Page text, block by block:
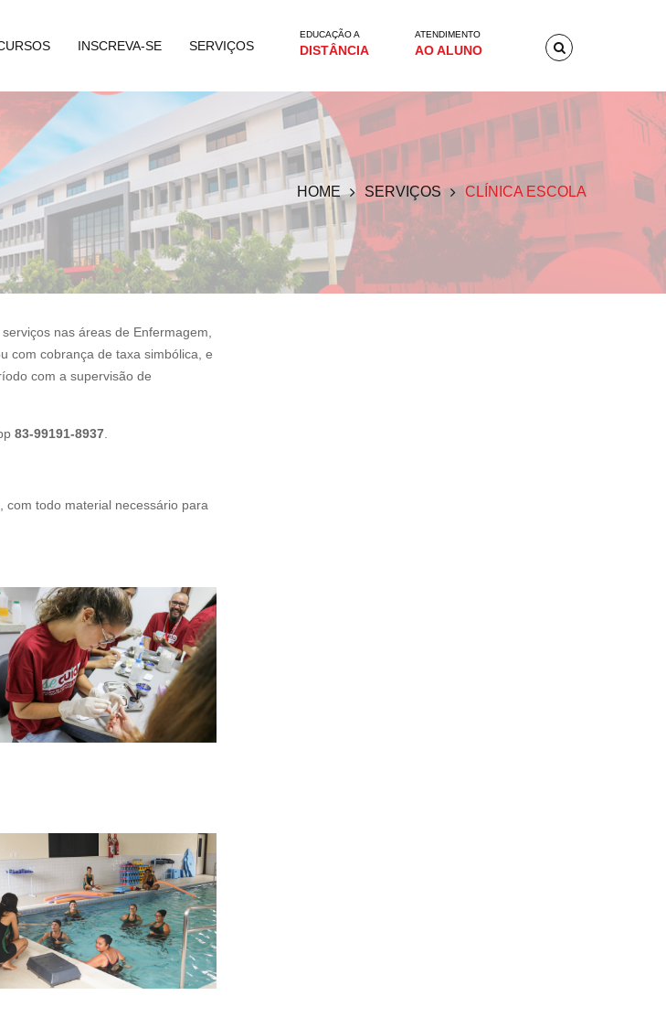
INSCREVA-SE SERVIÇOS
EDUCAÇÃO A
DISTÂNCIA
ATENDIMENTO
AO ALUNO
HOME SERVIÇOS CLÍNICA ESCOLA
nas áreas de Enfermagem,
com cobrança de taxa simbólica, e
com a supervisão de
83-99191-8937
com todo material necessário para